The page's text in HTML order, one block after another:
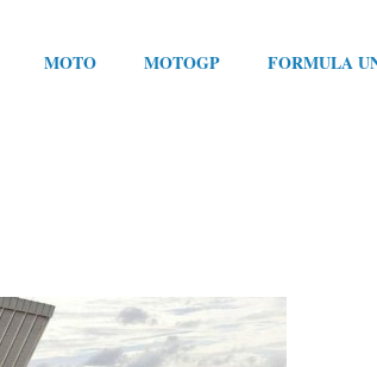
MOTO MOTOGP FORMULA